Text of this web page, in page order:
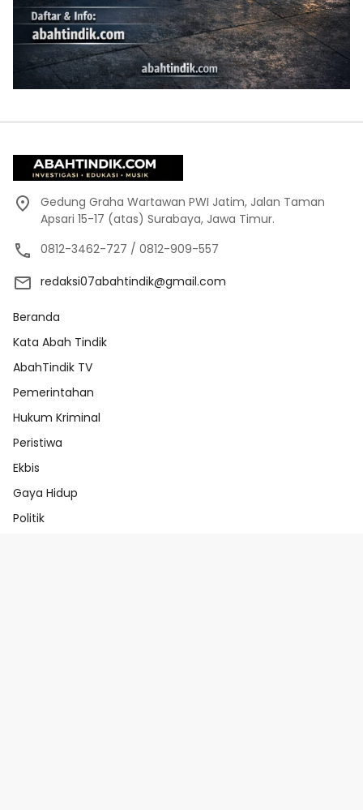
Gedung Graha Wartawan PWI Jatim, Jalan Taman
Apsari 15-17 (atas) Surabaya, Jawa Timur.
0812-3462-727 / 0812-909-557
redaksi07abahtindik@gmail.com
Beranda
Kata Abah Tindik
AbahTindik TV
Pemerintahan
Hukum Kriminal
Peristiwa
Ekbis
Gaya Hidup
Politik